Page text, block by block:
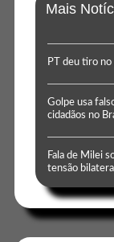
Mais
PT deu tiro
Golpe usa
cidadãos no
Fala de Milei
tensão